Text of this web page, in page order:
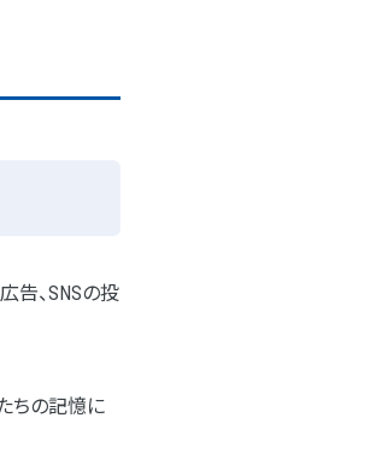
告、SNSの投
ちの記憶に